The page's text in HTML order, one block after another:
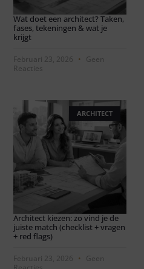
Wat doet een architect? Taken,
fases, tekeningen & wat je
krijgt
Februari 23, 2026
Geen
Reacties
ARCHITECT
Architect kiezen: zo vind je de
juiste match (checklist + vragen
+ red flags)
Februari 23, 2026
Geen